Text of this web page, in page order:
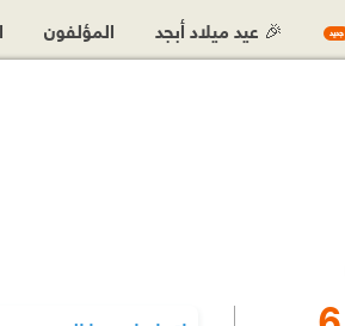
جديد 🎉 عيد ميلاد أبجد المؤلفون